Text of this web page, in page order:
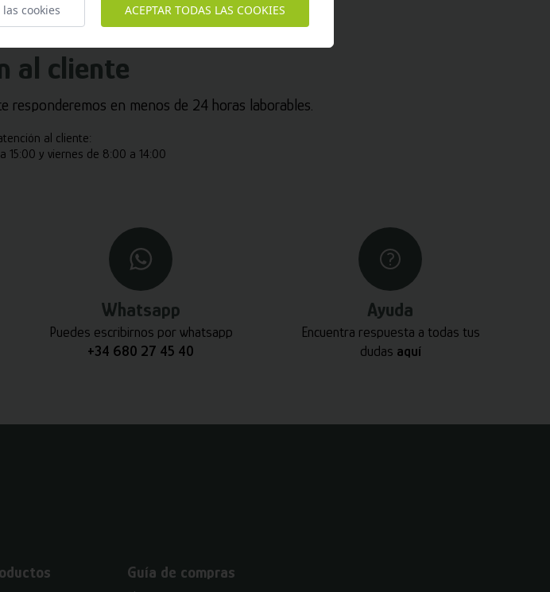
al cliente
en menos de 24 horas laborables.
al cliente:
15:00 y viernes de 8:00 a 14:00
Whatsapp
Puedes escribirnos por whatsapp
+34 680 27 45 40
Ayuda
Encuentra respuesta a todas tus
dudas aquí
Guía de compras
cookies ACEPTAR TODAS LAS COOKIES